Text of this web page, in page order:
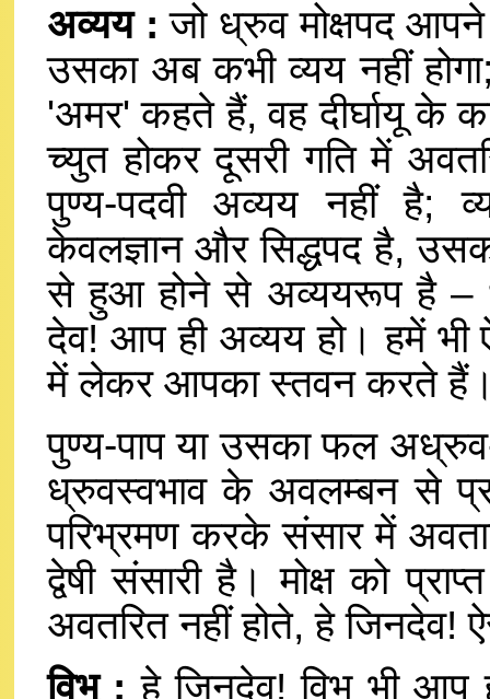
अव्यय : जो ध्रुव मोक्षपद आपने
उसका अब कभी व्यय नहीं
'अमर' कहते हैं, वह दीर्घायू के
च्युत होकर दूसरी गति में
पुण्य-पदवी अव्यय नहीं है;
केवलज्ञान और सिद्धपद है,
से हुआ होने से अव्ययरूप है –
देव! आप ही अव्यय हो। हमें भी
में लेकर आपका स्तवन करते
पुण्य-पाप या उसका फल
ध्रुवस्वभाव के अवलम्बन से
परिभ्रमण करके संसार में
द्वेषी संसारी है। मोक्ष को
अवतरित नहीं होते, हे जिनदेव!
विभु : हे जिनदेव! विभु भी आप